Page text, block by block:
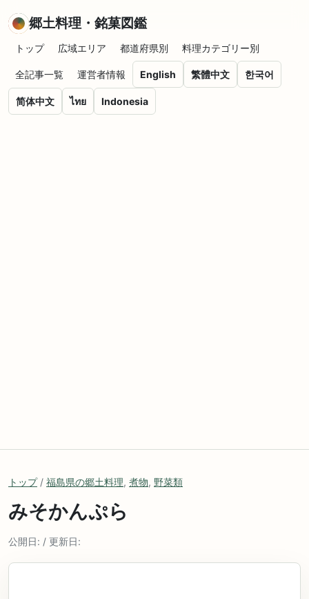
郷土料理・銘菓図鑑
トップ 広域エリア 都道府県別 料理カテゴリー別
全記事一覧 運営者情報 English 繁體中文 한국어
简体中文 ไทย Indonesia
トップ/ 福島県の郷土料理, 煮物, 野菜類
みそかんぷら
公開日: / 更新日: